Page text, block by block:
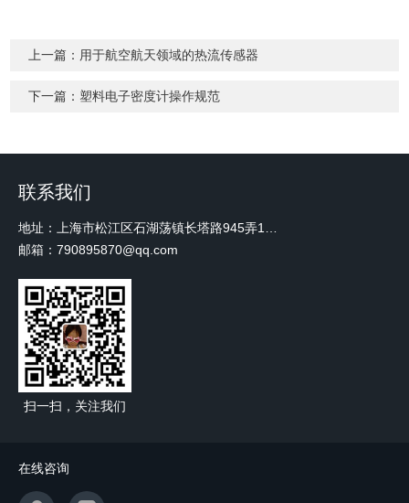
上一篇： 用于航空航天领域的热流传感器
下一篇： 塑料电子密度计操作规范
联系我们
邮箱：790895870@qq.com
扫一扫，关注我们
在线咨询